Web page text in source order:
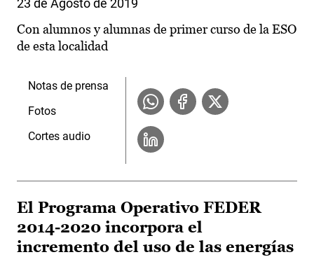
23 de Agosto de 2019
Con alumnos y alumnas de primer curso de la ESO
de esta localidad
Notas de prensa
Fotos
Cortes audio
El Programa Operativo FEDER
2014-2020 incorpora el
incremento del uso de las energías